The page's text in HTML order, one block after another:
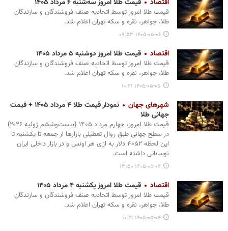
اقتصاد قیمت طلا امروز سه‌شنبه ۶ مرداد ۱۴۰۵
قیمت طلا امروز توسط اتحادیه صنف فروشندگان و سازندگان
طلا، جواهر، نقره و سکه تهران اعلام شد.
۱۴۰۵-۰۵-۰۶ ۰۹:۵۳
اقتصاد قیمت طلا امروز دوشنبه ۵ مرداد ۱۴۰۵
قیمت طلا امروز توسط اتحادیه صنف فروشندگان و سازندگان
طلا، جواهر، نقره و سکه تهران اعلام شد.
۱۴۰۵-۰۵-۰۵ ۱۰:۲۱
شهرهای جهان
نمودار قیمت طلا ۴ مرداد ۱۴۰۵ + قیمت
جهانی طلا
قیمت طلا امروز، چهارم مرداد ۱۴۰۵ (‌بیست‌وششم ژوئیه ۲۰۲۶)
در سطح جهانی طبق روال تعطیلی بازارها از جمعه تا یکشنبه تا
این لحظه ۴۰۵۲ دلار به ازای هر اونس و در بازار داخلی ایران
نوساناتی داشته است.
۱۴۰۵-۰۵-۰۴ ۱۳:۵۰
اقتصاد قیمت طلا امروز یکشنبه ۴ مرداد ۱۴۰۵
قیمت طلا امروز توسط اتحادیه صنف فروشندگان و سازندگان
طلا، جواهر، نقره و سکه تهران اعلام شد.
۱۴۰۵-۰۵-۰۴ ۱۰:۲۱